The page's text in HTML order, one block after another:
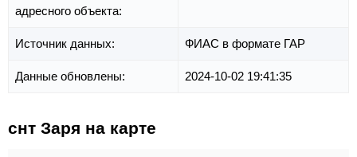
адресного объекта:
Источник данных: ФИАС в формате ГАР
Данные обновлены: 2024-10-02 19:41:35
снт Заря на карте